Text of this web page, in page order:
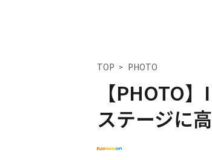
TOP PHOTO
【PHOTO
ステージに